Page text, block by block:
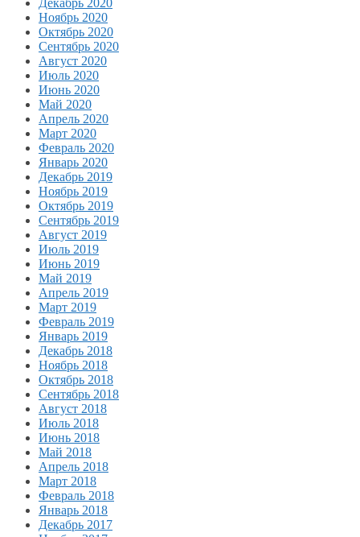
Декабрь 2020
Ноябрь 2020
Октябрь 2020
Сентябрь 2020
Август 2020
Июль 2020
Июнь 2020
Май 2020
Апрель 2020
Март 2020
Февраль 2020
Январь 2020
Декабрь 2019
Ноябрь 2019
Октябрь 2019
Сентябрь 2019
Август 2019
Июль 2019
Июнь 2019
Май 2019
Апрель 2019
Март 2019
Февраль 2019
Январь 2019
Декабрь 2018
Ноябрь 2018
Октябрь 2018
Сентябрь 2018
Август 2018
Июль 2018
Июнь 2018
Май 2018
Апрель 2018
Март 2018
Февраль 2018
Январь 2018
Декабрь 2017